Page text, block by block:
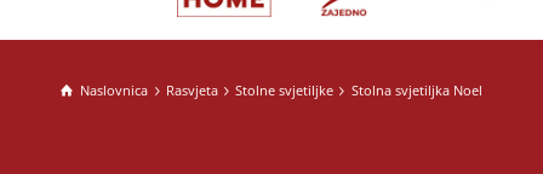
Naslovnica Rasvjeta Stolne svjetiljke Stolna svjetiljka Noel